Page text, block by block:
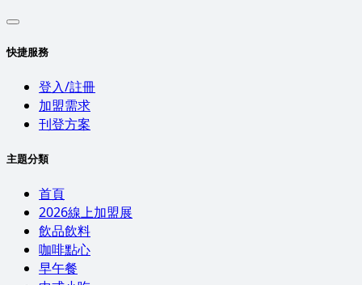
快捷服務
登入/註冊
加盟需求
刊登方案
主題分類
首頁
2026線上加盟展
飲品飲料
咖啡點心
早午餐